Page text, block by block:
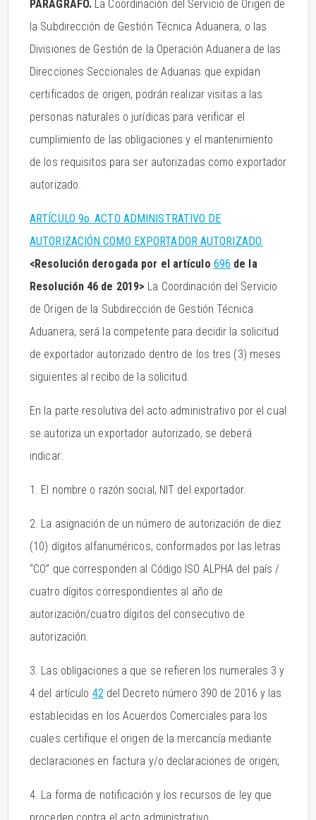
PARÁGRAFO. La Coordinación del Servicio de Origen de
la Subdirección de Gestión Técnica Aduanera, o las
Divisiones de Gestión de la Operación Aduanera de las
Direcciones Seccionales de Aduanas que expidan
certificados de origen, podrán realizar visitas a las
personas naturales o jurídicas para verificar el
cumplimiento de las obligaciones y el mantenimiento
de los requisitos para ser autorizadas como exportador
autorizado.
ARTÍCULO 9o. ACTO ADMINISTRATIVO DE
AUTORIZACIÓN COMO EXPORTADOR AUTORIZADO.
<Resolución derogada por el artículo 696 de la
Resolución 46 de 2019> La Coordinación del Servicio
de Origen de la Subdirección de Gestión Técnica
Aduanera, será la competente para decidir la solicitud
de exportador autorizado dentro de los tres (3) meses
siguientes al recibo de la solicitud.
En la parte resolutiva del acto administrativo por el cual
se autoriza un exportador autorizado, se deberá
indicar:
1. El nombre o razón social, NIT del exportador.
2. La asignación de un número de autorización de diez
(10) dígitos alfanuméricos, conformados por las letras
“CO” que corresponden al Código ISO ALPHA del país /
cuatro dígitos correspondientes al año de
autorización/cuatro dígitos del consecutivo de
autorización.
3. Las obligaciones a que se refieren los numerales 3 y
4 del artículo 42del Decreto número 390 de 2016 y las
establecidas en los Acuerdos Comerciales para los
cuales certifique el origen de la mercancía mediante
declaraciones en factura y/o declaraciones de origen;
4. La forma de notificación y los recursos de ley que